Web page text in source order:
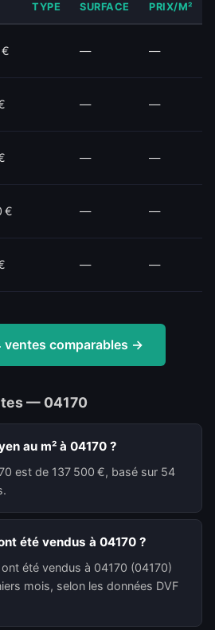
TYPE SURFACE PRIX/M²
€ — —
— —
— —
€ — —
— —
ventes comparables →
— 04170
au m² à 04170 ?
est de 137 500 €, basé sur 54
été vendus à 04170 ?
été vendus à 04170 (04170)
mois, selon les données DVF